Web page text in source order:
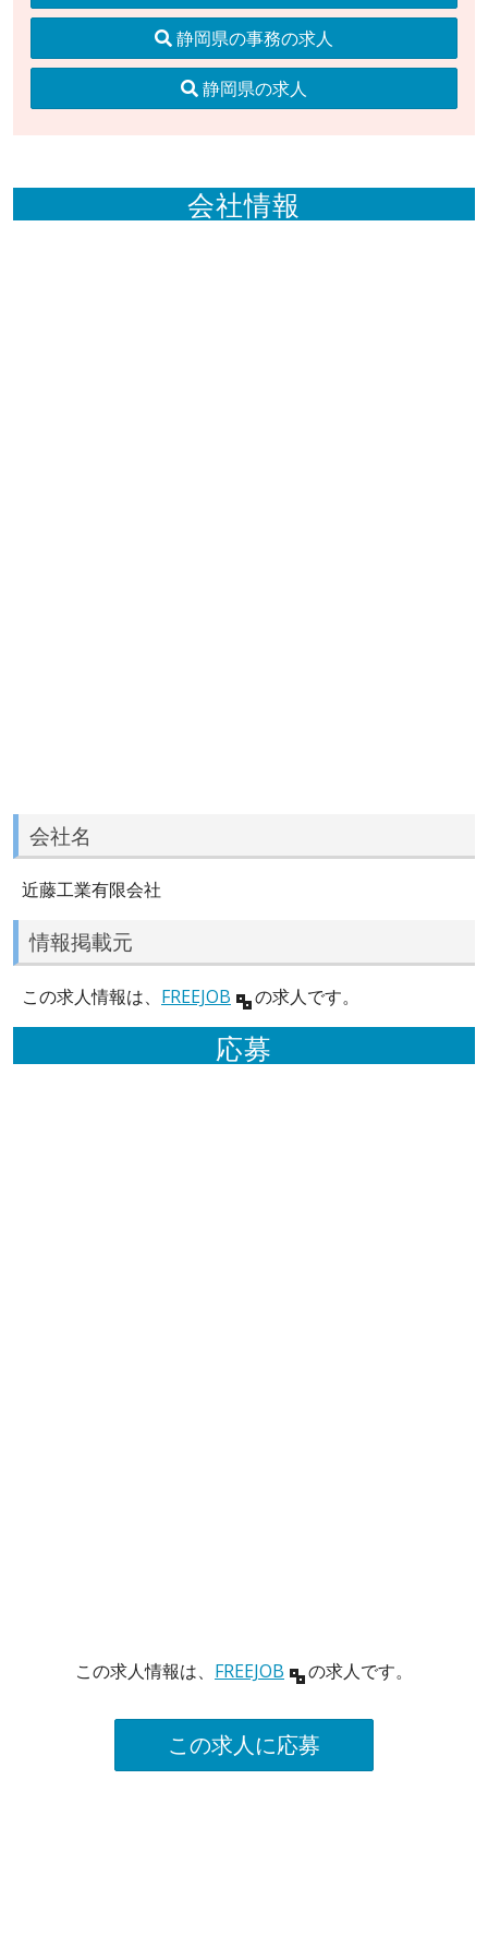
静岡県の事務の求人
静岡県の求人
会社情報
会社名
近藤工業有限会社
情報掲載元
この求人情報は、 FREEJOB の求人です。
応募
この求人情報は、 FREEJOB の求人です。
この求人に応募